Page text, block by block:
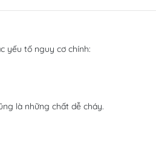
yếu tố nguy cơ chính:
là những chất dễ cháy.